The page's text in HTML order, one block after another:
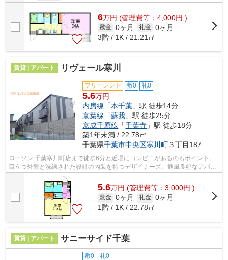
6万円 (管理費等：4,000円 )
敷金 0ヶ月 礼金 0ヶ月
3階 / 1K / 21.21㎡
賃貸 | アパート リヴェール寒川
フリーレント 敷0 礼0
5.6万円
内房線 「本千葉 」駅 徒歩14分
京葉線 「蘇我 」駅 徒歩25分
京成千原線 「千葉寺 」駅 徒歩18分
築1年未満 / 22.78㎡
千葉県千葉市中央区寒川町３丁目187
ローソン 千葉寒川町店まで徒歩6分と近場にコンビニがあるのもポイント。
目立つ外観と洗練された設計の内装を持つデザイナーズ。通風良好なアパー
トは洗濯物も乾きやすくなっています...
5.6万円 (管理費等：3,000円 )
敷金 0ヶ月 礼金 0ヶ月
1階 / 1K / 22.78㎡
賃貸 | アパート サニーサイド千葉
敷0 礼0